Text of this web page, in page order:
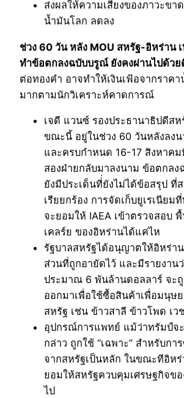
ส่งผลให้ความเสี่ยงของภาวะข
น้ำมันโลก ลดลง
ช่วง 60 วัน หลัง MOU สหรัฐ-อิหร่าน
ทำข้อตกลงฉบับบรูณ์ ยังคงผ่านไปด้วย
ต่อทองคำ อาจทำให้เงินเฟ้อจากราค
มากตามนักวิเคราะห์คาดการณ์
เจดี แวนซ์ รองประธานาธิปดีส
ขณะนี้ อยู่ในช่วง 60 วันหลังลงน
และครบกำหนด 16-17 สิงหาคม
สองฝ่ายกลับมาลงนาม ข้อตกล
ยังมีประเด็นที่่ยังไม่ได้ข้อสรุป ที่
เรียยกร้อง การจัดเก็บยูเรเนีย
จะยอมให้ IAEA เข้าตรวจสอบ
เคลร์ย ของอิหร่านได้แค่ไห
รัฐบาลสหรัฐได้อนุญาตให้อิหร่าน
ส่วนที่ถูกอายัดไว้ และมีรายงาน
ประมาณ 6 พันล้านดอลลาร์ จะ
ออกมาเพื่อใช้ซื้อสินค้าเพื่อมนุษ
สหรัฐ เช่น ข้าวสาลี ข้าวโพด เ
อุปกรณ์การแพทย์ แม้ว่าทรัมป์จะ
กล่าว ถูกใช้ “เฉพาะ” สำหรับกา
จากสหรัฐเป็นหลัก ในขณะทีอิห
ยอมให้สหรัฐควบคุมเศรษฐกิจข
ไป